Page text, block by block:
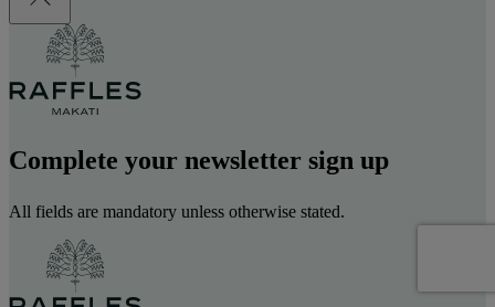
Complete your newsletter sign up
All fields are mandatory unless otherwise stated.